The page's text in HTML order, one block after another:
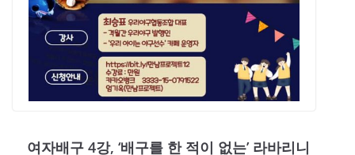
여자배구 4강, ‘배구를 한 적이 없는’ 라바리니